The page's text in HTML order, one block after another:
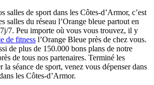
salles de sport dans les Côtes-d’Armor, c’est
salles du réseau l’Orange bleue partout en
7. Peu importe où vous vous trouvez, il y
de fitness l’Orange Bleue près de chez vous.
de plus de 150.000 bons plans de notre
de tous nos partenaires. Terminé les
la séance de sport, venez vous dépenser dans
les Côtes-d’Armor.